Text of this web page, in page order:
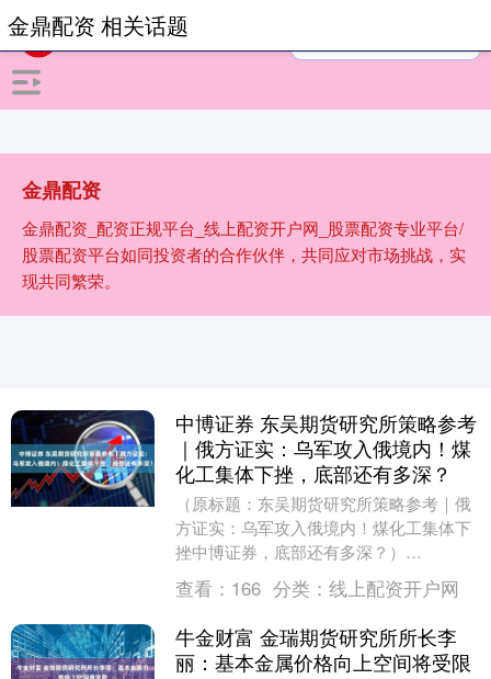
金鼎配资
金鼎配资_配资正规平台_线上配资开户网_股票配资专业平台/
股票配资平台如同投资者的合作伙伴，共同应对市场挑战，实
现共同繁荣。
金鼎配资 相关话题
中博证券 东吴期货研究所策略参考
｜俄方证实：乌军攻入俄境内！煤
化工集体下挫，底部还有多深？
（原标题：东吴期货研究所策略参考｜俄
方证实：乌军攻入俄境内！煤化工集体下
挫中博证券，底部还有多深？）
2023.05.23 摘要：黑色系板块玻璃、纯碱
延续下跌。....
查看： 166 分类： 线上配资开户网
牛金财富 金瑞期货研究所所长李
丽：基本金属价格向上空间将受限